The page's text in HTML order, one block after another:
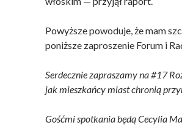
Powyższe powoduje, że mam
poniższe zaproszenie Forum i
Serdecznie zapraszamy na #17
jak mieszkańcy miast chronią
Gośćmi spotkania będą Cecylia